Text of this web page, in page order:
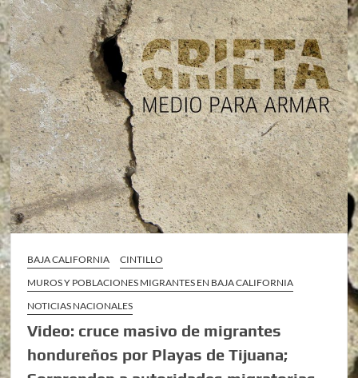
BAJA CALIFORNIA
CINTILLO
MUROS Y POBLACIONES MIGRANTES EN BAJA CALIFORNIA
NOTICIAS NACIONALES
Video: cruce masivo de migrantes
hondureños por Playas de Tijuana;